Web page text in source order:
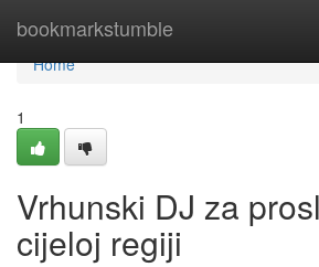
bookmarkstumble
Home
Home
1
Vrhunski DJ za
cijeloj regiji